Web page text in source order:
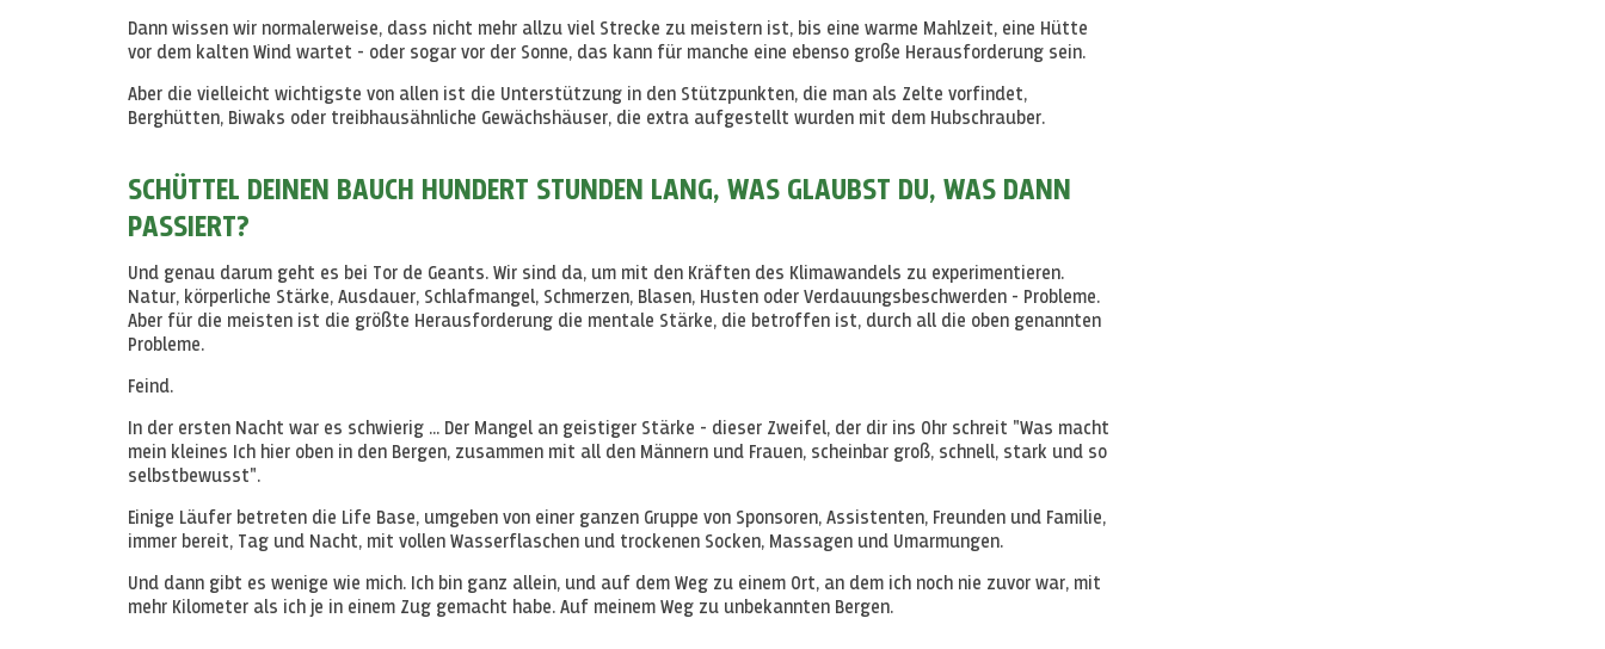
Dann wissen wir normalerweise, dass nicht mehr allzu viel Strecke zu meistern ist, bis eine warme Mahlzeit, eine Hütte
vor dem kalten Wind wartet - oder sogar vor der Sonne, das kann für manche eine ebenso große Herausforderung sein.
Aber die vielleicht wichtigste von allen ist die Unterstützung in den Stützpunkten, die man als Zelte vorfindet,
Berghütten, Biwaks oder treibhausähnliche Gewächshäuser, die extra aufgestellt wurden mit dem Hubschrauber.
SCHÜTTEL DEINEN BAUCH HUNDERT STUNDEN LANG, WAS GLAUBST DU, WAS DANN
PASSIERT?
Und genau darum geht es bei Tor de Geants. Wir sind da, um mit den Kräften des Klimawandels zu experimentieren.
Natur, körperliche Stärke, Ausdauer, Schlafmangel, Schmerzen, Blasen, Husten oder Verdauungsbeschwerden - Probleme.
Aber für die meisten ist die größte Herausforderung die mentale Stärke, die betroffen ist, durch all die oben genannten
Probleme.
Feind.
In der ersten Nacht war es schwierig ... Der Mangel an geistiger Stärke - dieser Zweifel, der dir ins Ohr schreit "Was macht
mein kleines Ich hier oben in den Bergen, zusammen mit all den Männern und Frauen, scheinbar groß, schnell, stark und so
selbstbewusst".
Einige Läufer betreten die Life Base, umgeben von einer ganzen Gruppe von Sponsoren, Assistenten, Freunden und Familie,
immer bereit, Tag und Nacht, mit vollen Wasserflaschen und trockenen Socken, Massagen und Umarmungen.
Und dann gibt es wenige wie mich. Ich bin ganz allein, und auf dem Weg zu einem Ort, an dem ich noch nie zuvor war, mit
mehr Kilometer als ich je in einem Zug gemacht habe. Auf meinem Weg zu unbekannten Bergen.